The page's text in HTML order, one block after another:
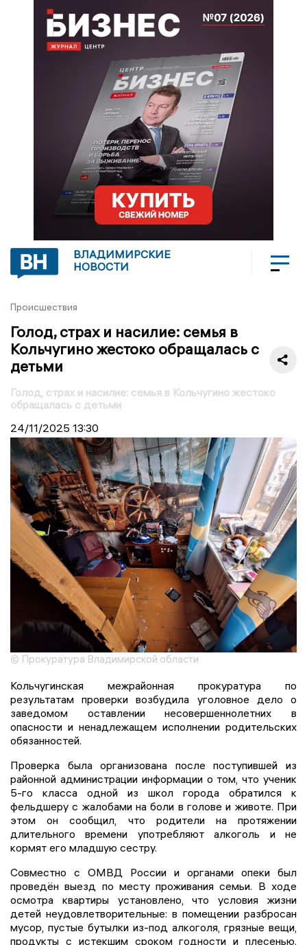
ВЛАДИМИРСКИЕ
НОВОСТИ
Происшествия
Голод, страх и насилие: семья в
Кольчугино жестоко обращалась с
детьми
Голод, страх и насилие: семья в Кольчугино жестоко
обращалась с детьми
24/11/2025 13:30
© Прокуратура Владимирской области
Кольчугинская межрайонная прокуратура по
результатам проверки возбудила уголовное дело о
заведомом оставлении несовершеннолетних в
опасности и ненадлежащем исполнении родительских
обязанностей.
Проверка была организована после поступившей из
районной администрации информации о том, что ученик
5-го класса одной из школ города обратился к
фельдшеру с жалобами на боли в голове и животе. При
этом он сообщил, что родители на протяжении
длительного времени употребляют алкоголь и не
кормят его младшую сестру.
Совместно с ОМВД России и органами опеки был
проведён выезд по месту проживания семьи. В ходе
осмотра квартиры установлено, что условия жизни
детей неудовлетворительные: в помещении разбросан
мусор, пустые бутылки из-под алкоголя, грязные вещи,
продукты с истекшим сроком годности и плесенью.